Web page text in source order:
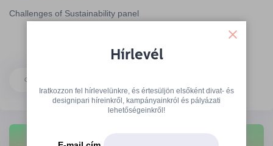
Challenges of Sustainability panel
OLVASSON TOVÁBB
Hírlevél
Iratkozzon fel hírlevelünkre, és értesüljön elsőként divat- és
designipari híreinkről, kampányainkról és pályázati
lehetőségeinkről!